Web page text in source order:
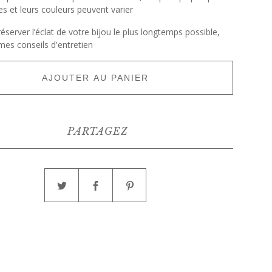
et leurs couleurs peuvent varier
l’éclat de votre bijou le plus longtemps possible,
conseils d'entretien
AJOUTER AU PANIER
PARTAGEZ